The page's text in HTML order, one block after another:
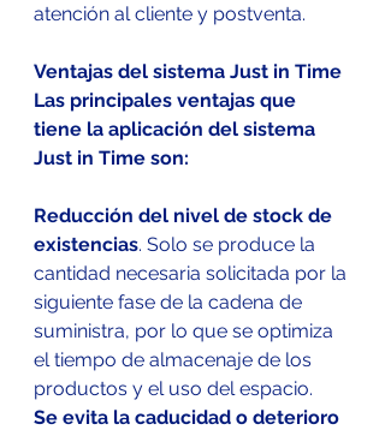
atención al cliente y postventa.
Ventajas del sistema Just in Time
Las principales ventajas que
tiene la aplicación del sistema
Just in Time son:
Reducción del nivel de stock de
existencias. Solo se produce la
cantidad necesaria solicitada por la
siguiente fase de la cadena de
suministra, por lo que se optimiza
el tiempo de almacenaje de los
productos y el uso del espacio.
Se evita la caducidad o deterioro